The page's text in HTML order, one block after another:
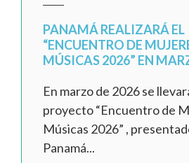
PANAMÁ REALIZARÁ EL
“ENCUENTRO DE
MÚSICAS 2026” EN
En marzo de 2026 se
proyecto “Encuentro de
Músicas 2026” ,
Panamá...